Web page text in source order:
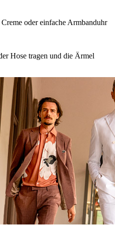
oder einfache Armbanduhr
Hose tragen und die Ärmel